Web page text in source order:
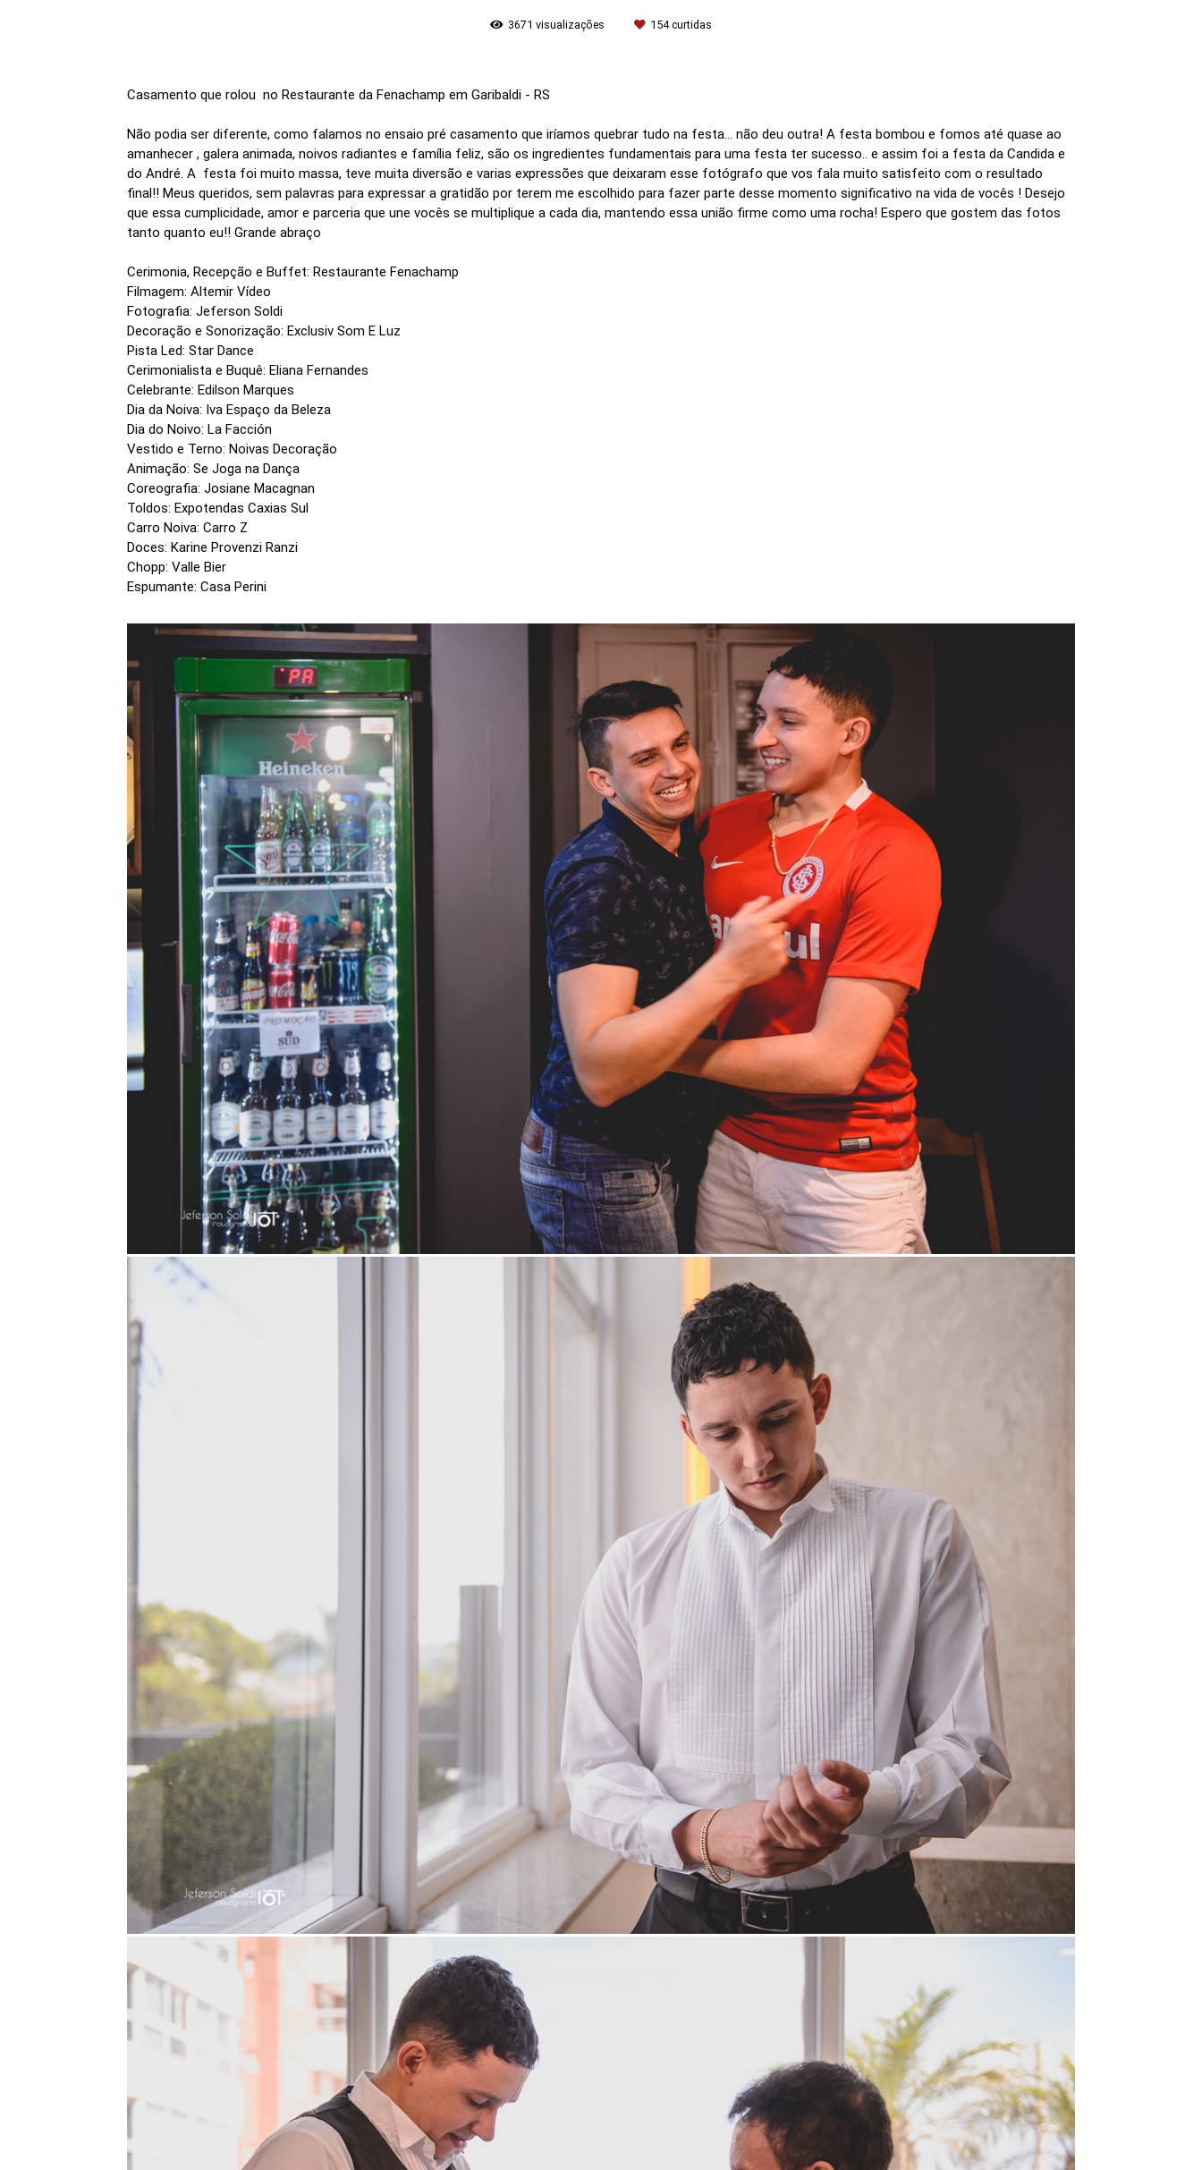
3671 visualizações 154curtidas
Casamento que rolou no Restaurante da Fenachamp em Garibaldi - RS
Não podia ser diferente, como falamos no ensaio pré casamento que iríamos quebrar tudo na festa... não deu outra! A festa bombou e fomos até quase ao
amanhecer , galera animada, noivos radiantes e família feliz, são os ingredientes fundamentais para uma festa ter sucesso.. e assim foi a festa da Candida e
do André. A festa foi muito massa, teve muita diversão e varias expressões que deixaram esse fotógrafo que vos fala muito satisfeito com o resultado
final!! Meus queridos, sem palavras para expressar a gratidão por terem me escolhido para fazer parte desse momento significativo na vida de vocês ! Desejo
que essa cumplicidade, amor e parceria que une vocês se multiplique a cada dia, mantendo essa união firme como uma rocha! Espero que gostem das fotos
tanto quanto eu!! Grande abraço
Cerimonia, Recepção e Buffet: Restaurante Fenachamp
Filmagem: Altemir Vídeo
Fotografia: Jeferson Soldi
Decoração e Sonorização: Exclusiv Som E Luz
Pista Led: Star Dance
Cerimonialista e Buquê: Eliana Fernandes
Celebrante: Edilson Marques
Dia da Noiva: Iva Espaço da Beleza
Dia do Noivo: La Facción
Vestido e Terno: Noivas Decoração
Animação: Se Joga na Dança
Coreografia: Josiane Macagnan
Toldos: Expotendas Caxias Sul
Carro Noiva: Carro Z
Doces: Karine Provenzi Ranzi
Chopp: Valle Bier
Espumante: Casa Perini